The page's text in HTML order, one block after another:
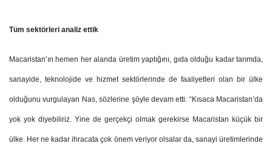
Tüm sektörleri analiz ettik
Macaristan’ın hemen her alanda üretim yaptığını, gıda olduğu kadar tarımda,
sanayide, teknolojide ve hizmet sektörlerinde de faaliyetleri olan bir ülke
olduğunu vurgulayan Nas, sözlerine şöyle devam etti: “Kısaca Macaristan’da
yok yok diyebiliriz. Yine de gerçekçi olmak gerekirse Macaristan küçük bir
ülke. Her ne kadar ihracata çok önem veriyor olsalar da, sanayi üretimlerinde